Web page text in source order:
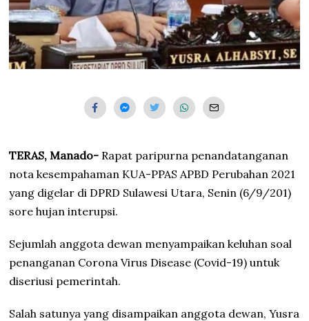
TERAS, Manado- Rapat paripurna penandatanganan
nota kesempahaman KUA-PPAS APBD Perubahan 2021
yang digelar di DPRD Sulawesi Utara, Senin (6/9/201)
sore hujan interupsi.
Sejumlah anggota dewan menyampaikan keluhan soal
penanganan Corona Virus Disease (Covid-19) untuk
diseriusi pemerintah.
Salah satunya yang disampaikan anggota dewan, Yusra